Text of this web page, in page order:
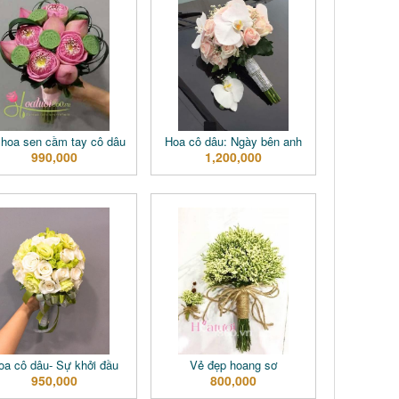
sen cầm tay cô dâu
990,000
Hoa cô dâu: Ngày bên anh
1,200,000
cô dâu- Sự khởi đầu
950,000
Vẻ đẹp hoang sơ
800,000